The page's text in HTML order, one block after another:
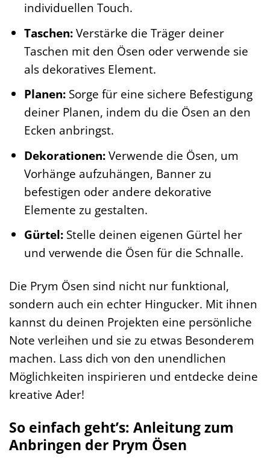
individuellen Touch.
Taschen:Verstärke die Träger deiner
Taschen mit den Ösen oder verwende sie
als dekoratives Element.
Planen:Sorge für eine sichere Befestigung
deiner Planen, indem du die Ösen an den
Ecken anbringst.
Dekorationen:Verwende die Ösen, um
Vorhänge aufzuhängen, Banner zu
befestigen oder andere dekorative
Elemente zu gestalten.
Gürtel:Stelle deinen eigenen Gürtel her
und verwende die Ösen für die Schnalle.
Die Prym Ösen sind nicht nur funktional,
sondern auch ein echter Hingucker. Mit ihnen
kannst du deinen Projekten eine persönliche
Note verleihen und sie zu etwas Besonderem
machen. Lass dich von den unendlichen
Möglichkeiten inspirieren und entdecke deine
kreative Ader!
So einfach geht’s: Anleitung zum
Anbringen der Prym Ösen